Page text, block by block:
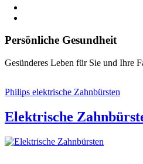
Persönliche Gesundheit
Gesünderes Leben für Sie und Ihre
Philips elektrische Zahnbürsten
Elektrische